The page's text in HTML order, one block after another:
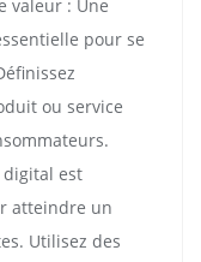
valeur : Une
pour se
ou service
est
atteindre un
Utilisez des